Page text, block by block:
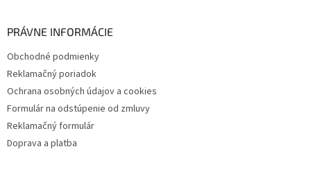
PRÁVNE INFORMÁCIE
Obchodné podmienky
Reklamačný poriadok
Ochrana osobných údajov a cookies
Formulár na odstúpenie od zmluvy
Reklamačný formulár
Doprava a platba